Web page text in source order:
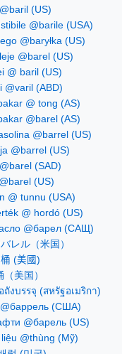
(US)
@barile (USA)
@baryłka (US)
@barel (US)
@ baril (US)
@varil (ABD)
@ tong (AS)
@barel (AS)
@barrel (US)
@barrel (US)
(SAD)
(US)
@ tunnu (USA)
@ hordó (US)
@барел (САЩ)
レル（米国）
(美國)
美国）
งบรรจุ (สหรัฐอเมริกา)
@баррель (США)
@барель (US)
@thùng (Mỹ)